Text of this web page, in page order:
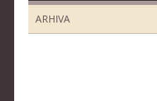
ARHIVA